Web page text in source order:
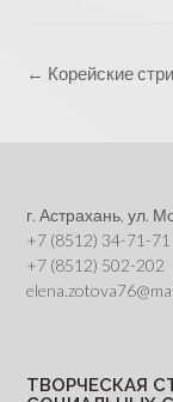
Post
← Корейские
г. Астрахань, ул.
+7 (8512) 34-71-71
+7 (8512) 502-202
ТВОРЧЕСКАЯ